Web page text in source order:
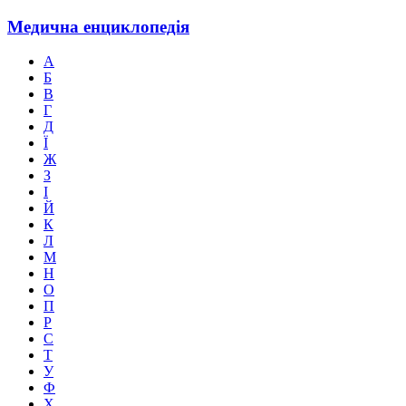
Медична енциклопедія
А
Б
В
Г
Д
Ї
Ж
З
І
Й
К
Л
М
Н
О
П
Р
С
Т
У
Ф